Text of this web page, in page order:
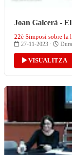
Joan Galcerà -
22è Simposi sobre la
27-11-2023 ·
VISUALITZA